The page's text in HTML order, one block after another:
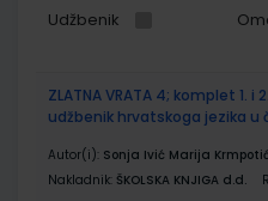
Udžbenik
ZLATNA VRATA 4; komplet 1.
udžbenik hrvatskoga jezika u
Autor(i): Sonja Ivić Marija Krmpotić
Nakladnik: ŠKOLSKA KNJIGA d.d.